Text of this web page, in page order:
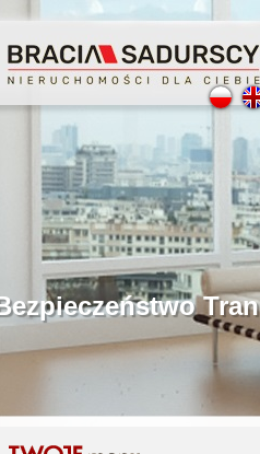
Profesjonalne
Bezpieczeństwo
Licencjonowani
Gwarancja